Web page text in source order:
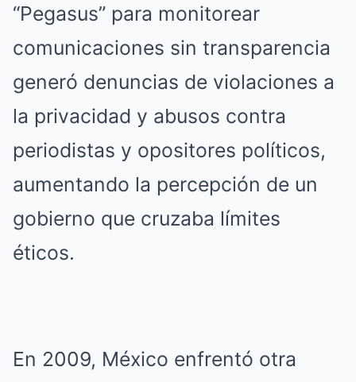
“Pegasus” para monitorear
comunicaciones sin transparencia
generó denuncias de violaciones a
la privacidad y abusos contra
periodistas y opositores políticos,
aumentando la percepción de un
gobierno que cruzaba límites
éticos.
En 2009, México enfrentó otra